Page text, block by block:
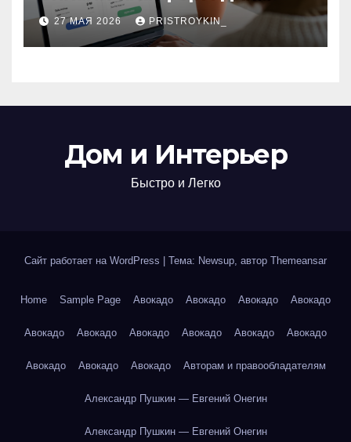
поиска авиабилетов и
железнодорожных
билетов
27 МАЯ 2026 PRISTROYKIN_
Дом и Интерьер
Быстро и Легко
Сайт работает на WordPress Тема: Newsup, автор Themeansar
Home Sample Page Авокадо Авокадо Авокадо Авокадо
Авокадо Авокадо Авокадо Авокадо Авокадо Авокадо
Авокадо Авокадо Авокадо Авторам и правообладателям
Александр Пушкин — Евгений Онегин
Александр Пушкин — Евгений Онегин